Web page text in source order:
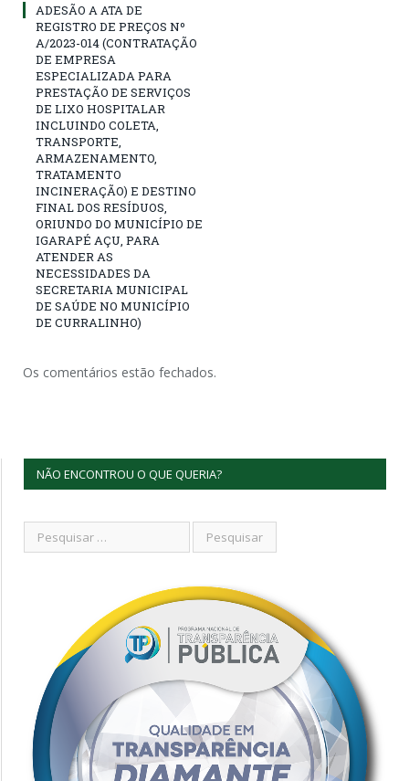
ADESÃO A ATA DE
REGISTRO DE PREÇOS Nº
A/2023-014 (CONTRATAÇÃO
DE EMPRESA
ESPECIALIZADA PARA
PRESTAÇÃO DE SERVIÇOS
DE LIXO HOSPITALAR
INCLUINDO COLETA,
TRANSPORTE,
ARMAZENAMENTO,
TRATAMENTO
INCINERAÇÃO) E DESTINO
FINAL DOS RESÍDUOS,
ORIUNDO DO MUNICÍPIO DE
IGARAPÉ AÇU, PARA
ATENDER AS
NECESSIDADES DA
SECRETARIA MUNICIPAL
DE SAÚDE NO MUNICÍPIO
DE CURRALINHO)
Os comentários estão fechados.
NÃO ENCONTROU O QUE QUERIA?